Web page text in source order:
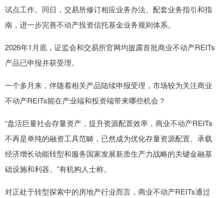
试点工作。同日，交易所修订相应业务办法、配套业务指引和指
南，进一步完善不动产投资信托基金业务规则体系。
2026年1月底，证监会和交易所官网均披露首批商业不动产REITs
产品已申报并获受理。
一个多月来，伴随着相关产品陆续申报受理，市场较为关注商业
不动产REITs能在产业端和投资端带来哪些机会？
“盘活巨量社会存量资产，提升资源配置效率，商业不动产REITs
不再是单纯的融资工具范畴，已然成为优化存量资源配置、承载
经济增长动能转型和服务国家发展新质生产力战略的关键金融基
础设施和利器。”有机构人士称。
对正处于转型探索中的房地产行业而言，商业不动产REITs通过